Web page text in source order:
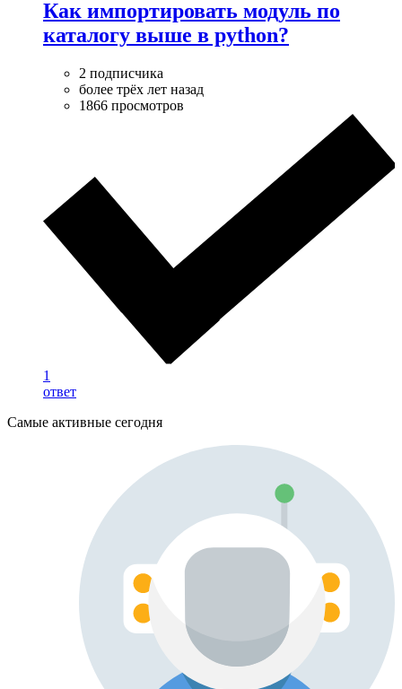
Как импортировать модуль по
каталогу выше в python?
2 подписчика
более трёх лет назад
1866 просмотров
1
ответ
Самые активные сегодня